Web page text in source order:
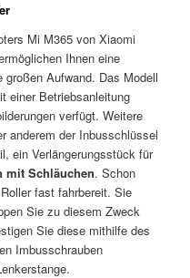
Mi M365 von Xiaomi
Ihnen eine
Aufwand. Das Modell
einer Betriebsanleitung
verfügt. Weitere
anderem der Inbusschlüssel
ein Verlängerungsstück für
mit Schläuchen. Schon
fast fahrbereit. Sie
Sie zu diesem Zweck
Sie diese mithilfe des
Imbusschrauben